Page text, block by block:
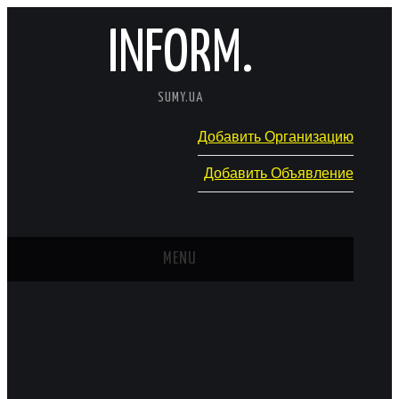
INFORM.
SUMY.UA
Добавить Организацию
Добавить Объявление
MENU